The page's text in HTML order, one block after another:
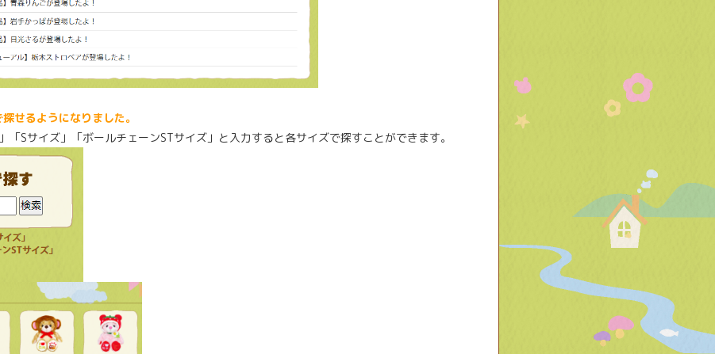
せるようになりました。
「Sサイズ」「ボールチェーンSTサイズ」と入力すると各サイズで探すことができます。